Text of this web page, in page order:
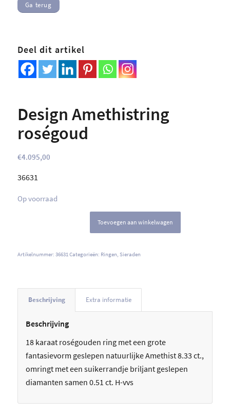
Ga terug
Deel dit artikel
Design Amethistring
roségoud
€4.095,00
36631
Op voorraad
Toevoegen aan winkelwagen
Artikelnummer: 36631Categorieën: Ringen, Sieraden
Beschrijving Extra informatie
Beschrijving
18 karaat roségouden ring met een grote
fantasievorm geslepen natuurlijke Amethist 8.33 ct.,
omringt met een suikerrandje briljant geslepen
diamanten samen 0.51 ct. H-vvs